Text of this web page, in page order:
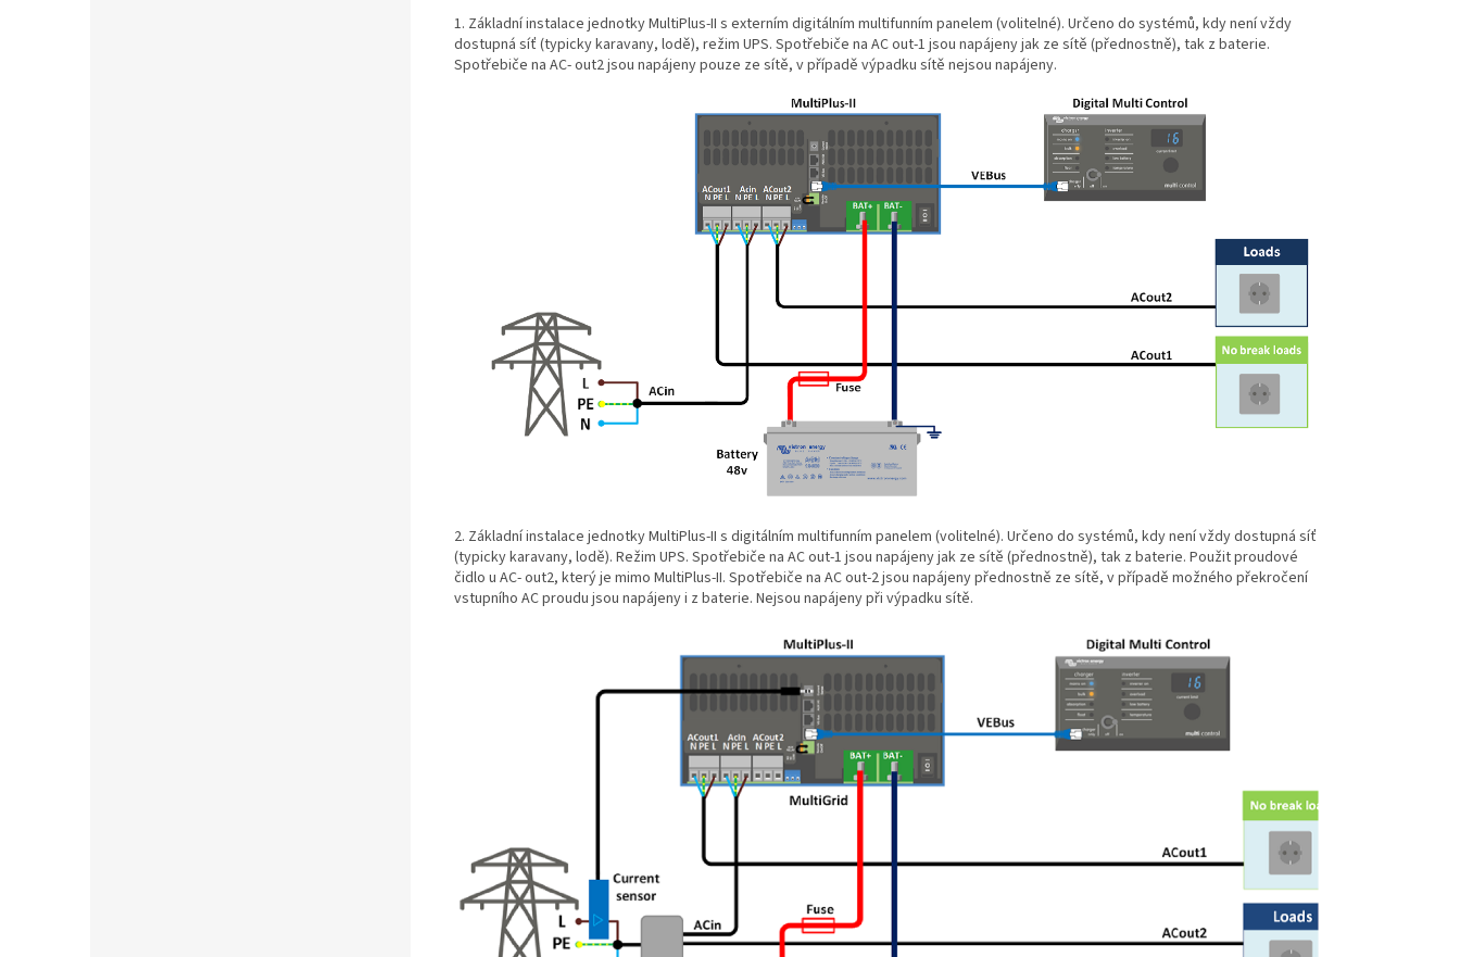
1. Základní instalace jednotky MultiPlus-II s externím digitálním multifunním panelem (volitelné). Určeno do systémů, kdy není vždy
dostupná síť (typicky karavany, lodě), režim UPS. Spotřebiče na AC out-1 jsou napájeny jak ze sítě (přednostně), tak z baterie.
Spotřebiče na AC- out2 jsou napájeny pouze ze sítě, v případě výpadku sítě nejsou napájeny.
2. Základní instalace jednotky MultiPlus-II s digitálním multifunním panelem (volitelné). Určeno do systémů, kdy není vždy dostupná síť
(typicky karavany, lodě). Režim UPS. Spotřebiče na AC out-1 jsou napájeny jak ze sítě (přednostně), tak z baterie. Použit proudové
čidlo u AC- out2, který je mimo MultiPlus-II. Spotřebiče na AC out-2 jsou napájeny přednostně ze sítě, v případě možného překročení
vstupního AC proudu jsou napájeny i z baterie. Nejsou napájeny při výpadku sítě.